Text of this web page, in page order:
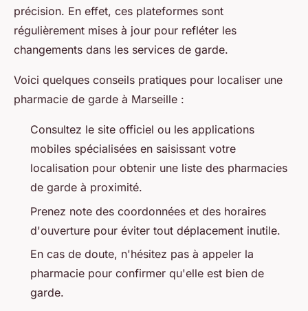
précision. En effet, ces plateformes sont
régulièrement mises à jour pour refléter les
changements dans les services de garde.
Voici quelques conseils pratiques pour localiser une
pharmacie de garde à Marseille :
Consultez le site officiel ou les applications
mobiles spécialisées en saisissant votre
localisation pour obtenir une liste des pharmacies
de garde à proximité.
Prenez note des coordonnées et des horaires
d'ouverture pour éviter tout déplacement inutile.
En cas de doute, n'hésitez pas à appeler la
pharmacie pour confirmer qu'elle est bien de
garde.